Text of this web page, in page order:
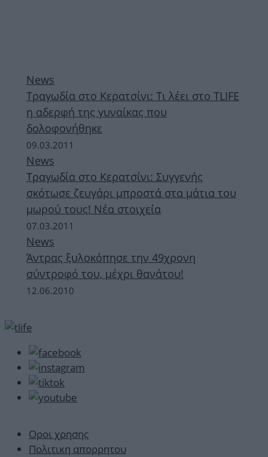
News
Τραγωδία στο Κερατσίνι: Tι λέει στο TLIFE
η αδερφή της γυναίκας που
δολοφονήθηκε
09.03.2011
News
Τραγωδία στο Κερατσίνι: Συγγενής
σκότωσε ζευγάρι μπροστά στα μάτια του
μωρού τους! Νέα στοιχεία
07.03.2011
News
Άντρας ξυλοκόπησε την 49χρονη
σύντροφό του, μέχρι θανάτου!
12.06.2010
Οροι χρησης
Πολιτικη απορρητου